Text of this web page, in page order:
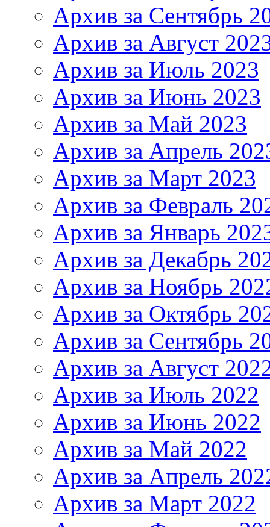
Архив за Сентябрь
Архив за Август
Архив за Июль 2023
Архив за Июнь 2023
Архив за Май 2023
Архив за Апрель
Архив за Март 2023
Архив за Февраль
Архив за Январь
Архив за Декабрь
Архив за Ноябрь
Архив за Октябрь
Архив за Сентябрь
Архив за Август
Архив за Июль 2022
Архив за Июнь 2022
Архив за Май 2022
Архив за Апрель
Архив за Март 2022